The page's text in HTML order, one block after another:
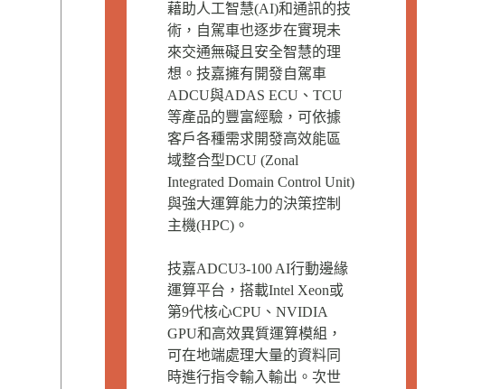
藉助人工智慧(AI)和通訊的技
術，自駕車也逐步在實現未
來交通無礙且安全智慧的理
想。技嘉擁有開發自駕車
ADCU與ADAS ECU、TCU
等產品的豐富經驗，可依據
客戶各種需求開發高效能區
域整合型DCU (Zonal
Integrated Domain Control Unit)
與強大運算能力的決策控制
主機(HPC)。
技嘉ADCU3-100 AI行動邊緣
運算平台，搭載Intel Xeon或
第9代核心CPU、NVIDIA
GPU和高效異質運算模組，
可在地端處理大量的資料同
時進行指令輸入輸出。次世